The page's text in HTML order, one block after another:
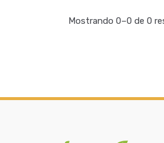
Mostrando 0–0 de 0